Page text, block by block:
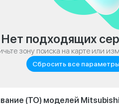
Нет подходящих
зону поиска на карте или
Сбросить все параметры
(ТО) моделей